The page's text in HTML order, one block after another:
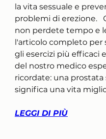
la vita sessuale e
problemi di erezione.
non perdete tempo e
l'articolo completo per
gli esercizi più efficaci
del nostro medico
ricordate: una prostata
significa una vita
LEGGI DI PIÙ